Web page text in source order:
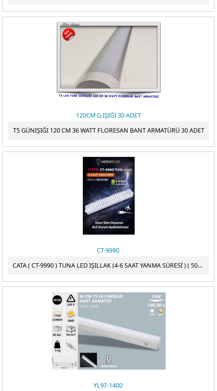
120CM G.IŞIĞI 30 ADET
T5 GÜNIŞIĞI 120 CM 36 WATT FLORESAN BANT ARMATÜRÜ 30 ADET
CT-9990
CATA ( CT-9990 ) TUNA LED IŞILLAK (4-6 SAAT YANMA SÜRESİ ) ( 50CM ) BEYAZ IŞIK
YL97-1400